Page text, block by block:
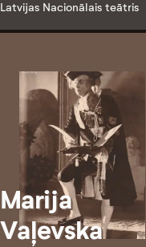
Latvijas Nacionālais teātris
Marija
Vaļevska